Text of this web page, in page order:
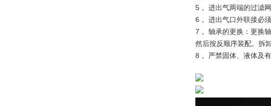
5， 进出气两端的过滤
6， 进出气口外联接必
7， 轴承的更换：更换
然后按反顺序装配。拆
8， 严禁固体、液体及